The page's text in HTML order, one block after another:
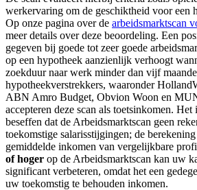
werkervaring om de geschiktheid voor een
Op onze pagina over de arbeidsmarktscan
meer details over deze beoordeling. Een
gegeven bij goede tot zeer goede
op een hypotheek aanzienlijk verhoogt
zoekduur naar werk minder dan vijf
hypotheekverstrekkers, waaronder
ABN Amro Budget, Obvion Woon en
accepteren deze scan als toetsinkomen.
beseffen dat de Arbeidsmarktscan geen
toekomstige salarisstijgingen; de
gemiddelde inkomen van vergelijkbare
of hoger op de Arbeidsmarktscan kan uw
significant verbeteren, omdat het een
uw toekomstig te behouden inkomen.